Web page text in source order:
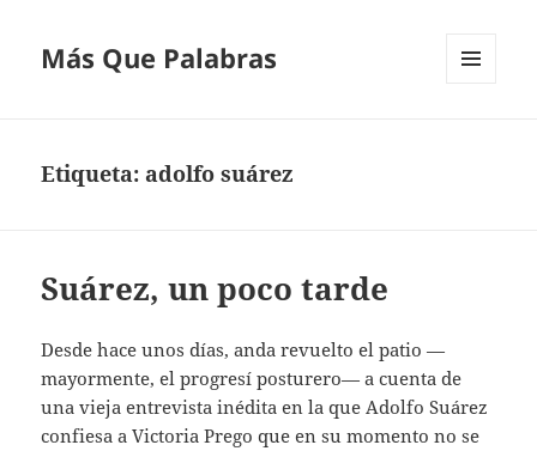
Más Que Palabras
Etiqueta: adolfo suárez
Suárez, un poco tarde
Desde hace unos días, anda revuelto el patio —
mayormente, el progresí posturero— a cuenta de
una vieja entrevista inédita en la que Adolfo Suárez
confiesa a Victoria Prego que en su momento no se